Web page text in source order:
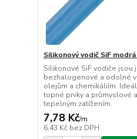
Silikonový vodič SiF modrá
Silikonové SiF vodiče jsou
bezhalogenové a odolné
olejům a chemikáliím.
topné prvky a průmyslové
tepelným zatížením.
7,78 Kč/m
6,43 Kč bez DPH